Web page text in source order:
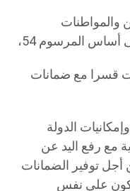
والمواطنات
أساس المرسوم 54،
قسرا مع ضمانات
الدولة
مع رفع اليد عن
توفير الضمانات
على نفس